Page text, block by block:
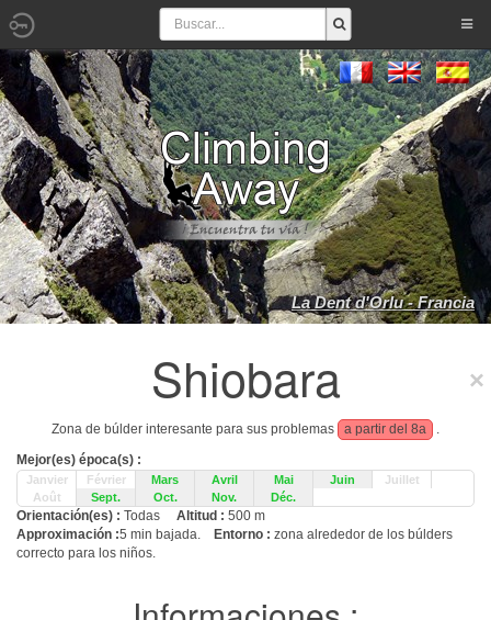
La Dent d'Orlu - Francia
Shiobara
Zona de búlder interesante para sus problemas a partir del 8a
.
Mejor(es) época(s) :
Janvier Février Mars Avril Mai Juin
Juillet
Août
Sept. Oct. Nov. Déc.
Orientación(es) : Todas Altitud : 500 m
Approximación :5 min bajada. Entorno : zona alrededor de los búlders
correcto para los niños.